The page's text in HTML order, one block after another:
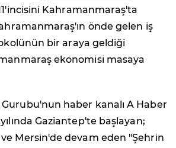
Kahramanmaraş'ta
önde gelen iş
bir araya geldiği
ekonomisi masaya
haber kanalı A Haber
Gaziantep'te başlayan;
Mersin'de devam eden "Şehrin